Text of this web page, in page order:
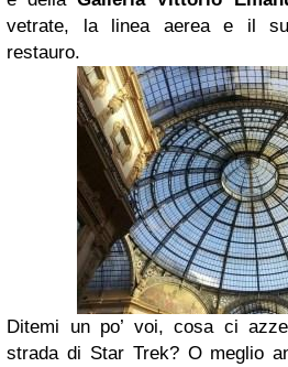
vetrate, la linea aerea e il
restauro.
Ditemi un po’ voi, cosa ci
strada di Star Trek? O meglio